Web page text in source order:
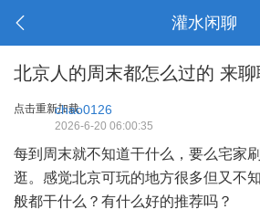
灌水闲聊
北京人的周末都怎么过的 来聊
点击重新加载chao0126
2026-6-20 06:00:35
每到周末就不知道干什么，要么宅家
逛。感觉北京可玩的地方很多但又不
般都干什么？有什么好的推荐吗？